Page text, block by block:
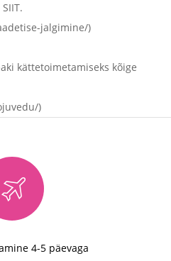
jalgimine/)
kättetoimetamiseks kõige
)
4-5 päevaga